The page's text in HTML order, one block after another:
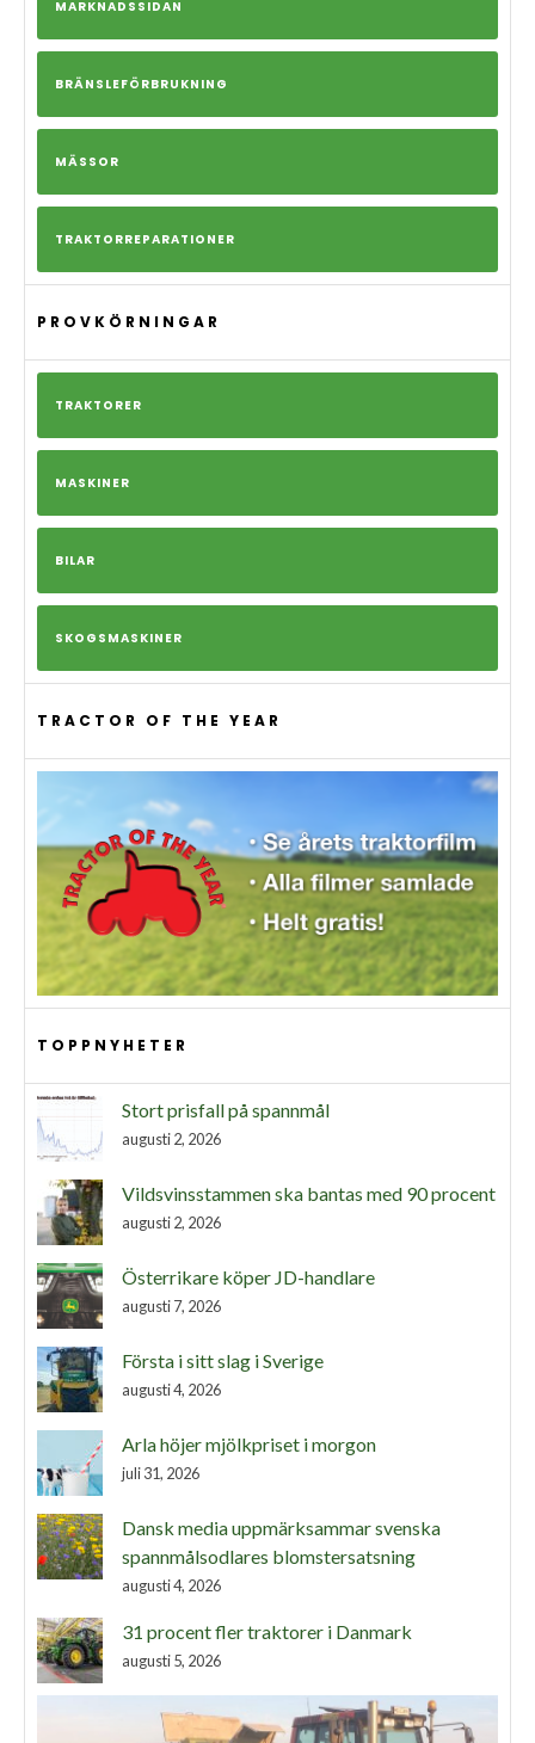
MARKNADSSIDAN
BRÄNSLEFÖRBRUKNING
MÄSSOR
TRAKTORREPARATIONER
PROVKÖRNINGAR
TRAKTORER
MASKINER
BILAR
SKOGSMASKINER
TRACTOR OF THE YEAR
TOPPNYHETER
Stort prisfall på spannmål
augusti 2, 2026
Vildsvinsstammen ska bantas med 90 procent
augusti 2, 2026
Österrikare köper JD-handlare
augusti 7, 2026
Första i sitt slag i Sverige
augusti 4, 2026
Arla höjer mjölkpriset i morgon
juli 31, 2026
Dansk media uppmärksammar svenska
spannmålsodlares blomstersatsning
augusti 4, 2026
31 procent fler traktorer i Danmark
augusti 5, 2026